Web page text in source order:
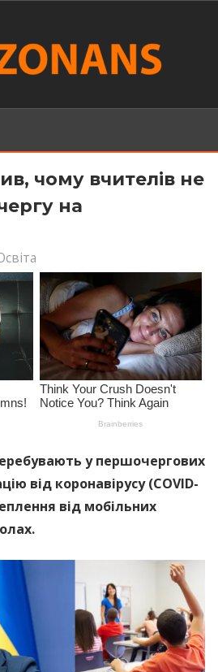
чому вчителів не
на
у першочергових
від коронавірусу (COVID-
від мобільних